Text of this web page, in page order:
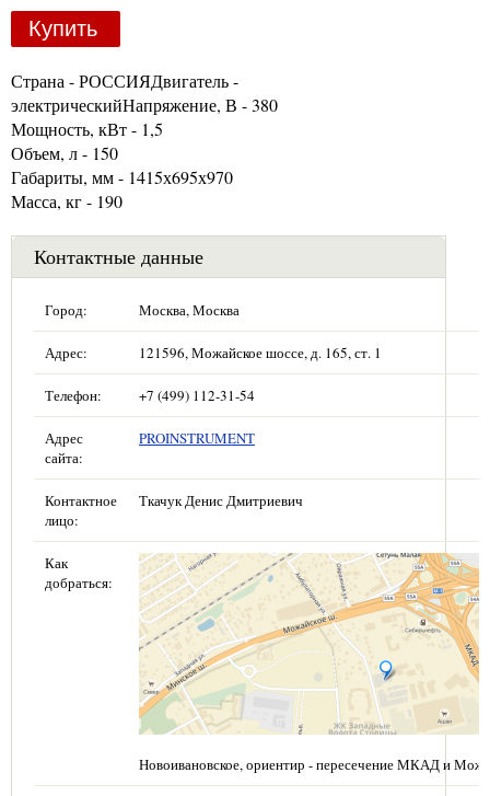
Купить
Страна - РОССИЯДвигатель -
электрическийНапряжение, В - 380
Мощность, кВт - 1,5
Объем, л - 150
Габариты, мм - 1415х695х970
Масса, кг - 190
Контактные данные
Город: Москва, Москва
Адрес: 121596, Можайское шоссе, д. 165, ст. 1
Телефон: +7 (499) 112-31-54
Адрес
сайта:
PROINSTRUMENT
Контактное
лицо:
Ткачук Денис Дмитриевич
Как
добраться:
Новоивановское, ориентир - пересечение МКАД и